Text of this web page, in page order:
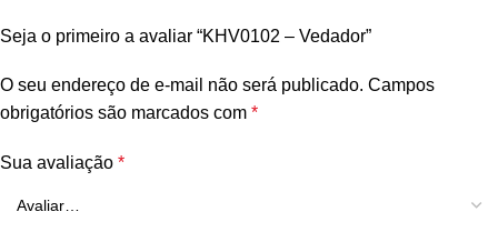
Seja o primeiro a avaliar “KHV0102 – Vedador”
O seu endereço de e-mail não será publicado. Campos
obrigatórios são marcados com *
Sua avaliação *